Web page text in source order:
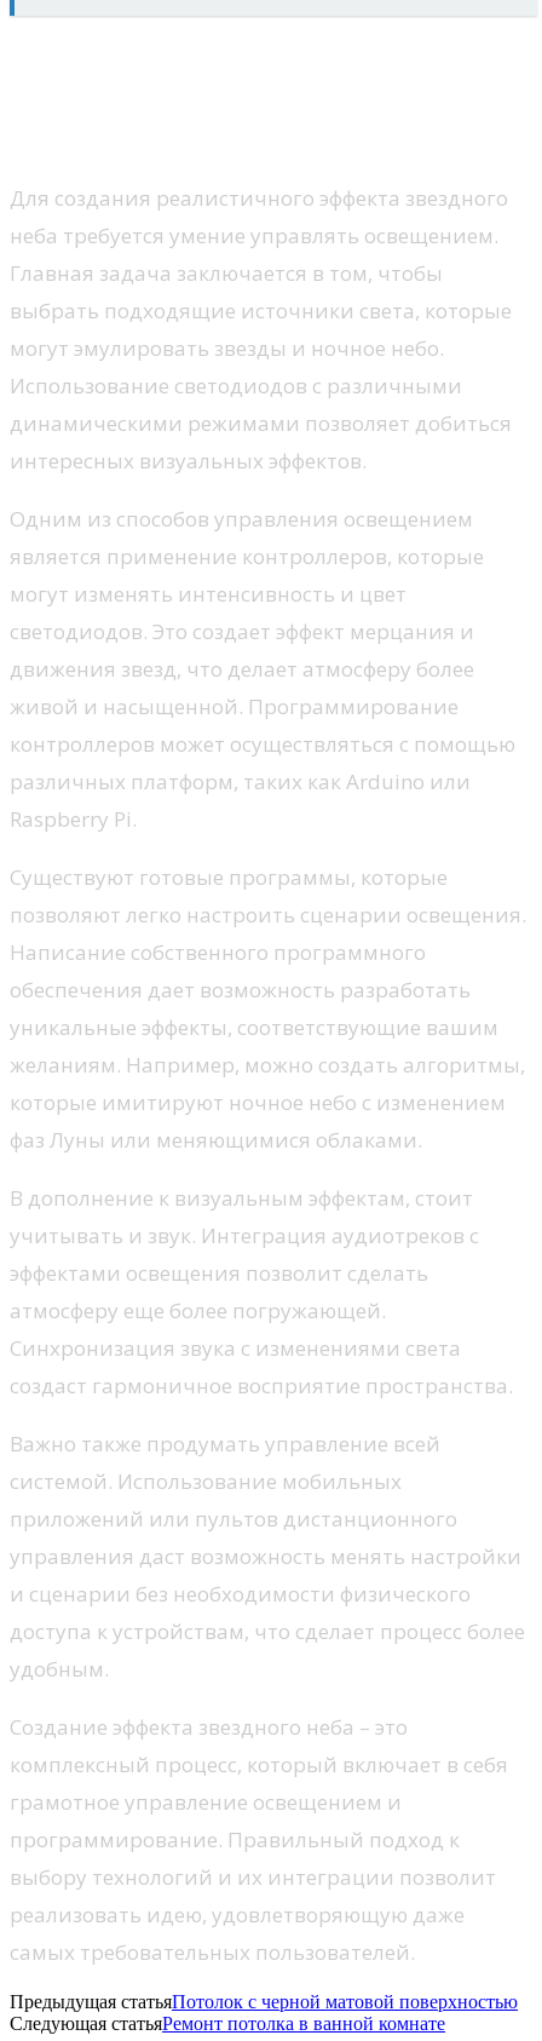
Для создания реалистичного эффекта звездного
неба требуется умение управлять освещением.
Главная задача заключается в том, чтобы
выбрать подходящие источники света, которые
могут эмулировать звезды и ночное небо.
Использование светодиодов с различными
динамическими режимами позволяет добиться
интересных визуальных эффектов.
Одним из способов управления освещением
является применение контроллеров, которые
могут изменять интенсивность и цвет
светодиодов. Это создает эффект мерцания и
движения звезд, что делает атмосферу более
живой и насыщенной. Программирование
контроллеров может осуществляться с помощью
различных платформ, таких как Arduino или
Raspberry Pi.
Существуют готовые программы, которые
позволяют легко настроить сценарии освещения.
Написание собственного программного
обеспечения дает возможность разработать
уникальные эффекты, соответствующие вашим
желаниям. Например, можно создать алгоритмы,
которые имитируют ночное небо с изменением
фаз Луны или меняющимися облаками.
В дополнение к визуальным эффектам, стоит
учитывать и звук. Интеграция аудиотреков с
эффектами освещения позволит сделать
атмосферу еще более погружающей.
Синхронизация звука с изменениями света
создаст гармоничное восприятие пространства.
Важно также продумать управление всей
системой. Использование мобильных
приложений или пультов дистанционного
управления даст возможность менять настройки
и сценарии без необходимости физического
доступа к устройствам, что сделает процесс более
удобным.
Создание эффекта звездного неба – это
комплексный процесс, который включает в себя
грамотное управление освещением и
программирование. Правильный подход к
выбору технологий и их интеграции позволит
реализовать идею, удовлетворяющую даже
самых требовательных пользователей.
Предыдущая статьяПотолок с черной матовой поверхностью
Следующая статьяРемонт потолка в ванной комнате